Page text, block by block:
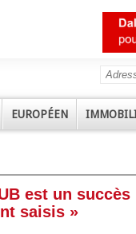
EUROPÉEN
est un succès
saisis »